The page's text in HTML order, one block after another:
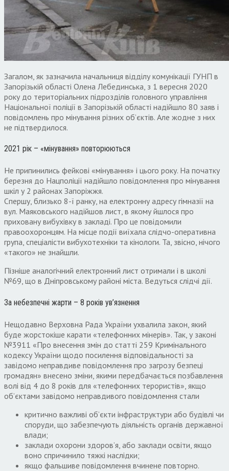
Загалом, як зазначила начальниця відділу комунікації ГУНП в
Запорізькій області Олена Лебединська, з 1 вересня 2020
року до територіальних підрозділів головного управління
Національної поліції в Запорізькій області надійшло 80 заяв і
повідомлень про мінування різних об’єктів. Але жодне з них
не підтвердилося.
2021 рік – «мінування» повторюються
Не припинились фейкові «мінування» і цього року. На початку
березня до Нацполіції надійшло повідомлення про мінування
шкіл у 2 районах Запоріжжя.
Спершу, близько 8-ї ранку, на електронну адресу гімназії на
вул. Маяковського надійшов лист, в якому йшлося про
приховану вибухівку в закладі. Про це повідомили
правоохоронцям. На місце події виїхала слідчо-оперативна
група, спеціалісти вибухотехніки та кінологи. Та, звісно, нічого
«такого» не знайшли.
Пізніше аналогічний електронний лист отримали і в школі
№69, що в Дніпровському районі міста. Ведуться слідчі дії.
За небезпечні жарти – 8 років ув’язнення
Нещодавно Верховна Рада України ухвалила закон, який
буде жорстокіше карати «телефонних мінерів». Так, у законі
№3911 «Про внесення змін до статті 259 Кримінального
кодексу України щодо посилення відповідальності за
завідомо неправдиве повідомлення про загрозу безпеці
громадян» внесено зміни, якими передбачається позбавлення
волі від 4 до 8 років для «телефонних терористів», якщо
об’єктами завідомо неправдивого повідомлення стали
критично важливі об’єкти інфраструктури або будівлі чи
споруди, що забезпечують діяльність органів державної
влади;
заклади охорони здоров’я, або заклади освіти, якщо
воно спричинило тяжкі наслідки;
якщо фальшиве повідомлення вчинене повторно.